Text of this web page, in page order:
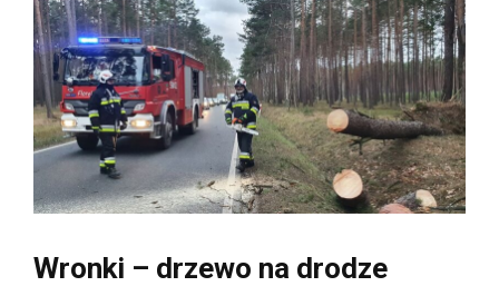
Wronki – drzewo na drodze